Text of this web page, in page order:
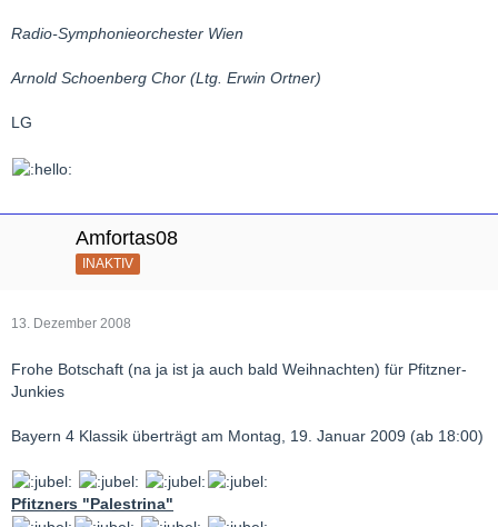
Radio-Symphonieorchester Wien
Arnold Schoenberg Chor (Ltg. Erwin Ortner)
LG
Amfortas08
INAKTIV
13. Dezember 2008
Frohe Botschaft (na ja ist ja auch bald Weihnachten) für Pfitzner-
Junkies
Bayern 4 Klassik überträgt am Montag, 19. Januar 2009 (ab 18:00)
Pfitzners "Palestrina"